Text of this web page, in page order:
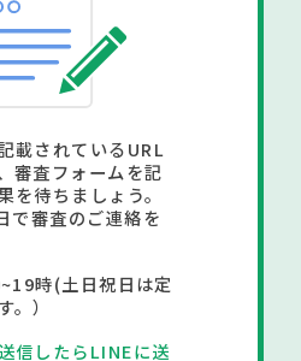
載されているURL
審査フォームを記
を待ちましょう。
で審査のご連絡を
時(土日祝日は定
。）
信したらLINEに送